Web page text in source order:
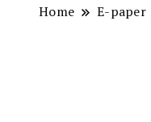
Home E-paper